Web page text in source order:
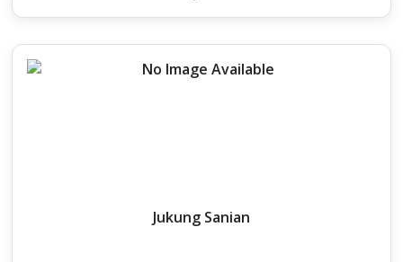
Jukung Sanian